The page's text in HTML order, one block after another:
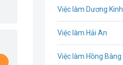
Việc làm Dương Kinh
Việc làm Hải An
Việc làm Hồng Bàng